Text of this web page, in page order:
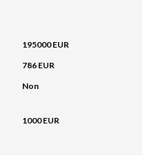
195000 EUR
786 EUR
Non
1000 EUR